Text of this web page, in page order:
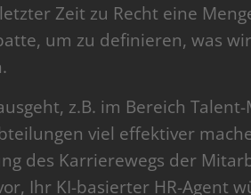
Zeit zu Recht eine
um zu definieren, was
z.B. im Bereich
viel effektiver
des Karrierewegs der
Ihr KI-basierter HR-Agent